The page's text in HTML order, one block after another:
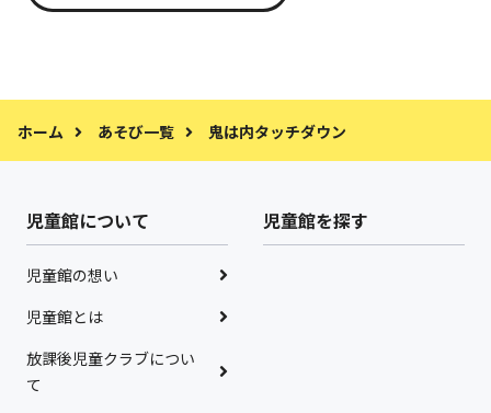
ホーム あそび一覧 鬼は内タッチダウン
児童館について
児童館の想い
児童館とは
放課後児童クラブについ
て
児童館を探す